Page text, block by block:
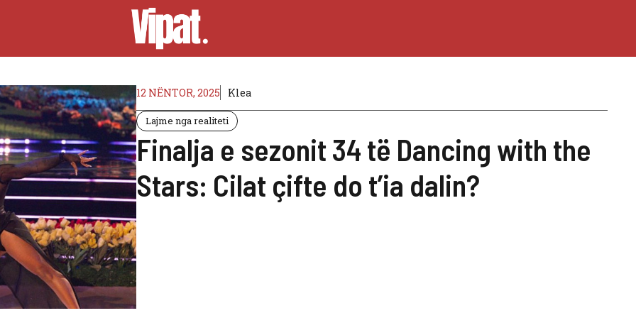
12 NËNTOR, 2025 Klea
Lajme nga realiteti
Finalja e sezonit 34 të Dancing with the
Stars: Cilat çifte do t’ia dalin?